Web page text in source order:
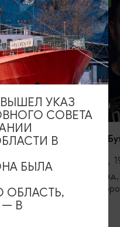
КОНЦЕРТЫ
Константин
11.09.2026,
ВЫШЕЛ УКАЗ
СОВЕТА
В
БЫЛА
ОБЛАСТЬ,
— В